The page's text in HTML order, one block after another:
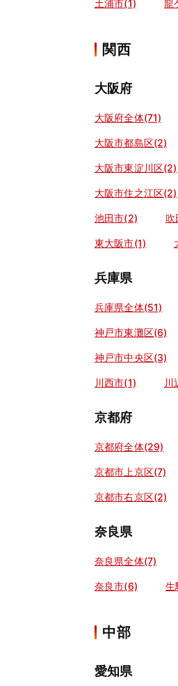
土浦市(1) 龍
関西
大阪府
大阪府全体(71)
大阪市都島区(2)
大阪市東淀川区(2)
大阪市住之江区(2)
池田市(2) 吹
東大阪市(1)
兵庫県
兵庫県全体(51)
神戸市東灘区(6)
神戸市中央区(3)
川西市(1) 川
京都府
京都府全体(29)
京都市上京区(7)
京都市右京区(2)
奈良県
奈良県全体(7)
奈良市(6) 生
中部
愛知県